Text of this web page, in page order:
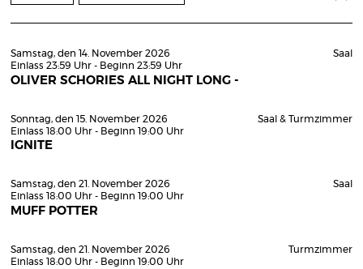
Samstag, den 14. November 2026
Einlass 23:59 Uhr - Beginn 23:59 Uhr
OLIVER SCHORIES ALL NIGHT LONG -
Saal
Sonntag, den 15. November 2026
Einlass 18:00 Uhr - Beginn 19:00 Uhr
IGNITE
Saal & Turmzimmer
Samstag, den 21. November 2026
Einlass 18:00 Uhr - Beginn 19:00 Uhr
MUFF POTTER
Saal
Samstag, den 21. November 2026
Einlass 18:00 Uhr - Beginn 19:00 Uhr
Turmzimmer